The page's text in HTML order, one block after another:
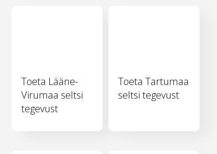
Toeta Lääne-
Virumaa seltsi
tegevust
Toeta Tartumaa
seltsi tegevust